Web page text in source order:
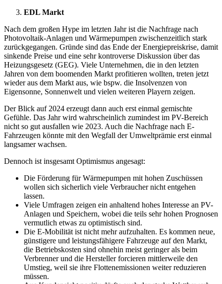
EDL Markt
Nach dem großen Hype im letzten Jahr ist die Nachfrage nach
Photovoltaik-Anlagen und Wärmepumpen zwischenzeitlich stark
zurückgegangen. Gründe sind das Ende der Energiepreiskrise, damit
sinkende Preise und eine sehr kontroverse Diskussion über das
Heizungsgesetz (GEG). Viele Unternehmen, die in den letzten
Jahren von dem boomenden Markt profitieren wollten, treten jetzt
wieder aus dem Markt aus, wie bspw. die Insolvenzen von
Eigensonne, Sonnenwelt und vielen weiteren Playern zeigen.
Der Blick auf 2024 erzeugt dann auch erst einmal gemischte
Gefühle. Das Jahr wird wahrscheinlich zumindest im PV-Bereich
nicht so gut ausfallen wie 2023. Auch die Nachfrage nach E-
Fahrzeugen könnte mit den Wegfall der Umweltprämie erst einmal
langsamer wachsen.
Dennoch ist insgesamt Optimismus angesagt:
Die Förderung für Wärmepumpen mit hohen Zuschüssen
wollen sich sicherlich viele Verbraucher nicht entgehen
lassen.
Viele Umfragen zeigen ein anhaltend hohes Interesse an PV-
Anlagen und Speichern, wobei die teils sehr hohen Prognosen
vermutlich etwas zu optimistisch sind.
Die E-Mobilität ist nicht mehr aufzuhalten. Es kommen neue,
günstigere und leistungsfähigere Fahrzeuge auf den Markt,
die Betriebskosten sind ohnehin meist geringer als beim
Verbrenner und die Hersteller forcieren mittlerweile den
Umstieg, weil sie ihre Flottenemissionen weiter reduzieren
müssen.